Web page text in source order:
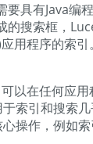
具有Java编
的搜索框，
用程序的索引
以在任何应
索引和搜索
操作，例如